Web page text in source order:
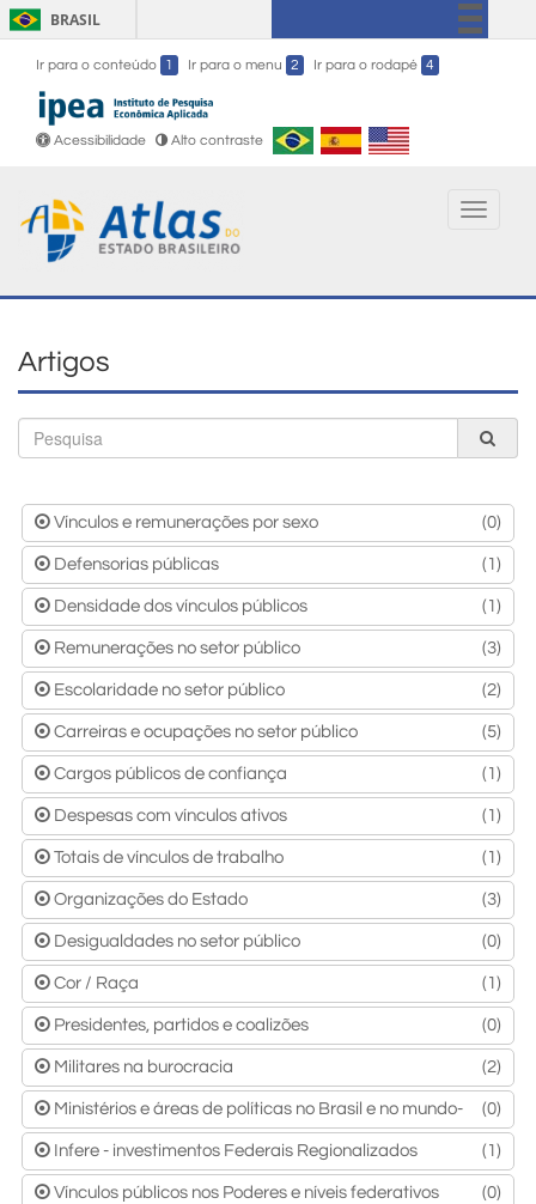
BRASIL
Simplifique!
Participe
Ir para o conteúdo 1 Ir para o menu 2 Ir para o rodapé 4
Acessibilidade Alto contraste
Toggle
Artigos
Vínculos e remunerações por sexo (0)
Defensorias públicas (1)
Densidade dos vínculos públicos (1)
Remunerações no setor público (3)
Escolaridade no setor público (2)
Carreiras e ocupações no setor público (5)
Cargos públicos de confiança (1)
Despesas com vínculos ativos (1)
Totais de vínculos de trabalho (1)
Organizações do Estado (3)
Desigualdades no setor público (0)
Cor / Raça (1)
Presidentes, partidos e coalizões (0)
Militares na burocracia (2)
Ministérios e áreas de políticas no Brasil e no mundo- (0)
Infere - investimentos Federais Regionalizados (1)
Vínculos públicos nos Poderes e níveis federativos (0)